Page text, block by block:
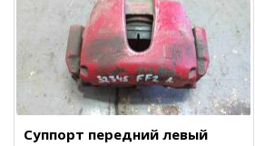
Суппорт передний левый